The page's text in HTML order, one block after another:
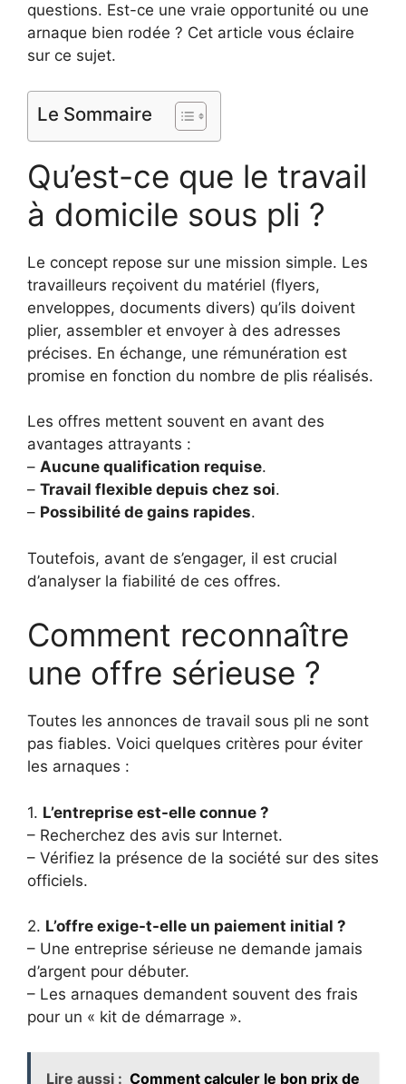
questions. Est-ce une vraie opportunité ou une
arnaque bien rodée ? Cet article vous éclaire
sur ce sujet.
Le Sommaire
Qu’est-ce que le travail
à domicile sous pli ?
Le concept repose sur une mission simple. Les
travailleurs reçoivent du matériel (flyers,
enveloppes, documents divers) qu’ils doivent
plier, assembler et envoyer à des adresses
précises. En échange, une rémunération est
promise en fonction du nombre de plis réalisés.
Les offres mettent souvent en avant des
avantages attrayants :
– Aucune qualification requise.
– Travail flexible depuis chez soi.
– Possibilité de gains rapides.
Toutefois, avant de s’engager, il est crucial
d’analyser la fiabilité de ces offres.
Comment reconnaître
une offre sérieuse ?
Toutes les annonces de travail sous pli ne sont
pas fiables. Voici quelques critères pour éviter
les arnaques :
1. L’entreprise est-elle connue ?
– Recherchez des avis sur Internet.
– Vérifiez la présence de la société sur des sites
officiels.
2. L’offre exige-t-elle un paiement initial ?
– Une entreprise sérieuse ne demande jamais
d’argent pour débuter.
– Les arnaques demandent souvent des frais
pour un « kit de démarrage ».
Lire aussi : Comment calculer le bon prix de